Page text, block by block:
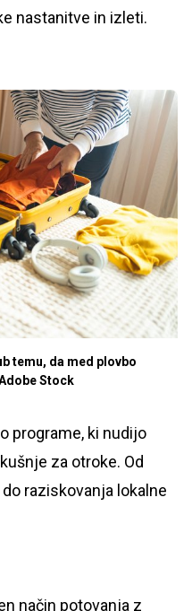
nastanitve in izleti.
temu, da med plovbo
Stock
programe, ki nudijo
za otroke. Od
raziskovanja lokalne
način potovanja z